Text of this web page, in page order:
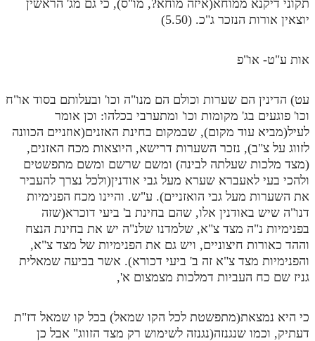
תקוני דיקנא ממוחא(איזה מוחא?, מו"ס), כי גם מג' הראשין
יוצאין אורות הנזכר ג"כ. (5.50)
אות ע"ט- או"פ
עט) הדינין הם שערות וכולם הם מנו"ה וכו' ובעלותם בסוד או"ח
וכו' פוגעים בג' מקומות וכו' ומתערבי בכלהו: וכן אומר
לעיל(מביא עוד מקום), שבמקום בחינת האזנים(אוזניים הכוונה
לזווג על צ"ב), נזכר השערות דרישא, היוצאות מכח האזנים,
(מצד מלכות שעלתה לבינה) ומשם שרשם ומשם מתפשטים
ולהכי בעי לאעברא שערא מעל גבי אודנין(ולכל נצרך להעביר
את השערות מעל גבי הואזניים). ע"ש. והיינו מכח הפנימיות
דנו"ה שיש באודנין אלו, שהם בחינת ב' ביעי דוכרא(שזה
בפנימיות נ"ה מצד צ"א, שלמדנו שלנ"ה יש את בחינת הנצח
וההד כאורות חיצוניים, ויש גם את הפנימיות של מצד צ"א,
והפנימיות מצד צ"א זה ב' ביעי דכורא). אשר בביעה שמאלית
גניז שם כח העביות דמלכות מצמצום א',
כי היא נמצאת(מתפשטת לכל הקו שמאל) בכל קו שמאל דז"ת
דעתיק, וכמו שנגנזה(נגנזה לשימוש רק מצד הזווג" אבל כן